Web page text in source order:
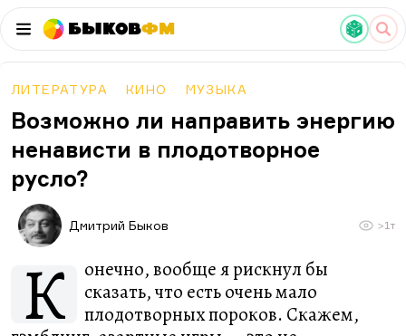
БыковФМ
ЛИТЕРАТУРА КИНО МУЗЫКА
Возможно ли направить энергию
ненависти в плодотворное
русло?
Дмитрий Быков >1т
К
онечно, вообще я рискнул бы
сказать, что есть очень мало
плодотворных пороков. Скажем,